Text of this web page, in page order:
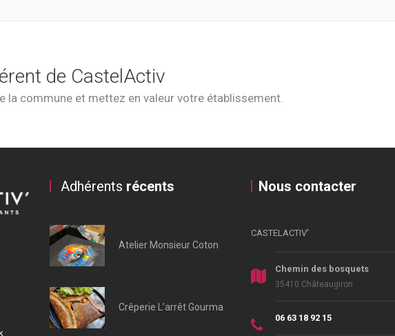
de CastelActiv
la commune et mettez en valeur votre établissement.
Adhérents récents
Atelier Monsieur Coton
Nous contacter
CASTELACTIV'
Chemin des bosquets
35410 Châteaugiron
06 63 18 92 15